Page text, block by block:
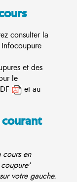
consulter la
Infocoupure
et des
le
et au
courant
cours en
votre gauche.